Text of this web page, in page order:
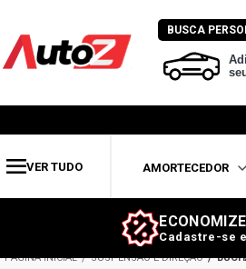
BUSCA
VER TUDO AMORTECEDOR
Cadastre-se
SUSPENSÃO E DIREÇÃO